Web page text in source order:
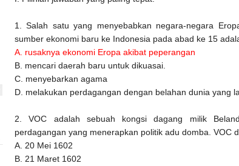
1. Salah satu yang
menyebabkan negara-negara
sumber ekonomi baru ke Indonesia pada abad ke 15
A. rusaknya ekonomi Eropa akibat peperangan
B. mencari daerah baru untuk dikuasai.
C. menyebarkan agama
D. melakukan perdagangan dengan belahan dunia yang
2. VOC adalah sebuah kongsi dagang milik
perdagangan yang menerapkan politik adu domba. VOC
A. 20 Mei 1602
B. 21 Maret 1602